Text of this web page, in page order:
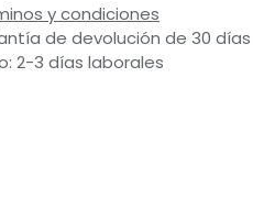
y condiciones
de devolución de 30 días
2-3 días laborales